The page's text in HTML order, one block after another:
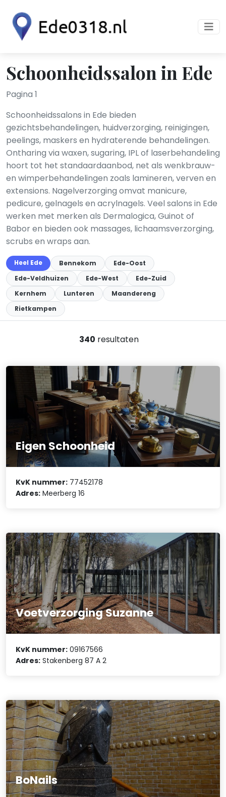
Schoonheidssalon in Ede
Pagina 1
Schoonheidssalons in Ede bieden
gezichtsbehandelingen, huidverzorging, reinigingen,
peelings, maskers en hydraterende behandelingen.
Ontharing via waxen, sugaring, IPL of laserbehandeling
hoort tot het standaardaanbod, net als wenkbrauw-
en wimperbehandelingen zoals lamineren, verven en
extensions. Nagelverzorging omvat manicure,
pedicure, gelnagels en acrylnagels. Veel salons in Ede
werken met merken als Dermalogica, Guinot of
Babor en bieden ook massages, lichaamsverzorging,
scrubs en wraps aan.
Heel Ede Bennekom
Ede-Oost
Ede-Veldhuizen
Ede-West
Ede-Zuid
Kernhem
Lunteren
Maandereng
Rietkampen
340 resultaten
Eigen Schoonheid
KvK nummer: 77452178
Adres: Meerberg 16
Voetverzorging Suzanne
KvK nummer: 09167566
Adres: Stakenberg 87 A 2
BoNails